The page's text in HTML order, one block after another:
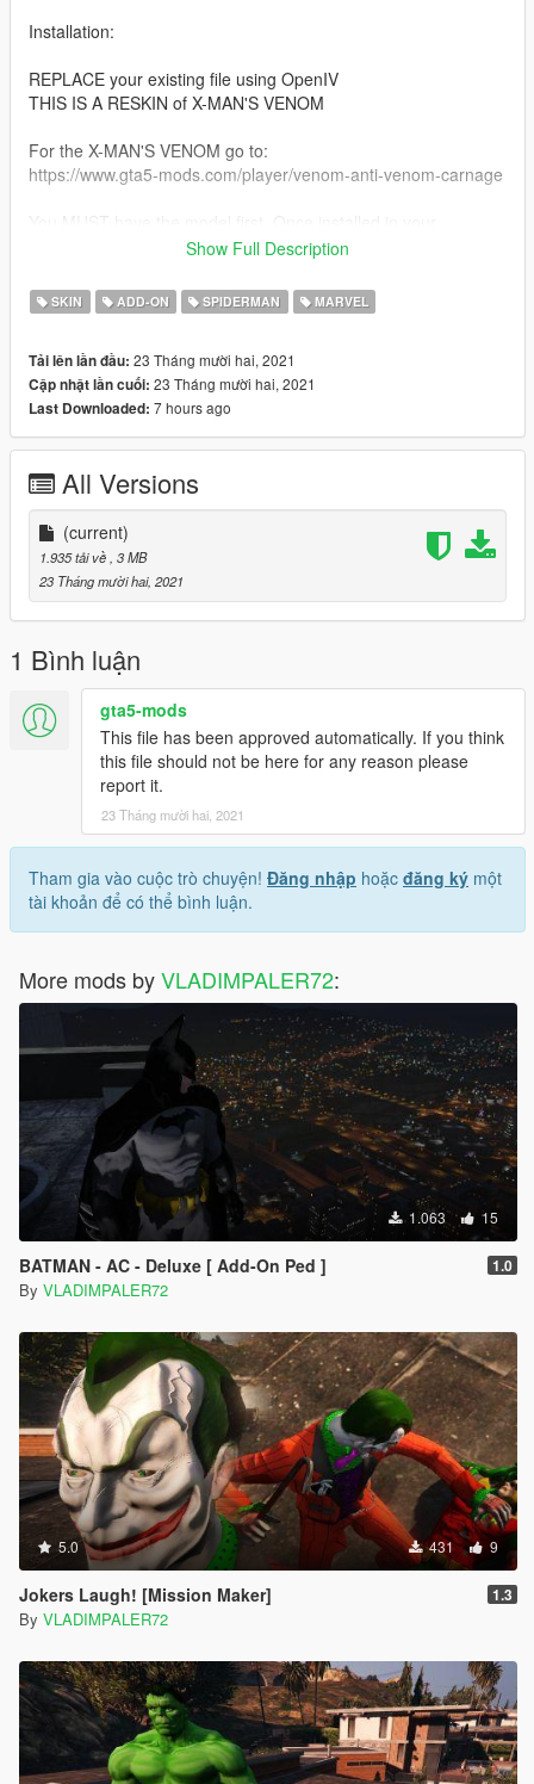
Installation:
REPLACE your existing file using OpenIV
THIS IS A RESKIN of X-MAN'S VENOM
For the X-MAN'S VENOM go to:
https://www.gta5-mods.com/player/venom-anti-venom-carnage
addonped Just replace Your moban.ytd with the New one.
Skin art: icu2 PRODUCTIONS
SPIDERMAN SKIN:
https://www.gta5-mods.com/player/spiderman-homecoming-
retexture
Show Full Description
SKIN ADD-ON SPIDERMAN MARVEL
Tải lên lần đầu: 23 Tháng mười hai, 2021
Cập nhật lần cuối: 23 Tháng mười hai, 2021
Last Downloaded: 7 hours ago
All Versions
(current)
1.935 tải về , 3 MB
23 Tháng mười hai, 2021
1 Bình luận
gta5-mods
This file has been approved automatically. If you think
this file should not be here for any reason please
report it.
23 Tháng mười hai, 2021
Tham gia vào cuộc trò chuyện! Đăng nhập hoặc đăng ký một
tài khoản để có thể bình luận.
More mods byVLADIMPALER72:
1.063 15
BATMAN - AC - Deluxe [ Add-On Ped ] 1.0
By VLADIMPALER72
5.0 431 9
Jokers Laugh! [Mission Maker] 1.3
By VLADIMPALER72